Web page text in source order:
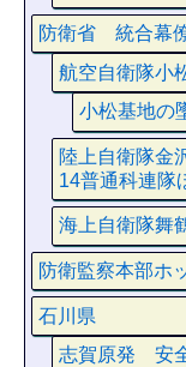
防衛省 統合幕
航空自衛隊小
小松基地の
陸上自衛隊
14普通科連隊
海上自衛隊舞
防衛監察本部ホ
石川県
志賀原発 安